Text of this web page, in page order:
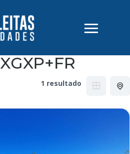
XGXP+FR
1 resultado